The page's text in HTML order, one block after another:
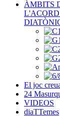
ÀMBITS
El joc
24
VIDEOS
diaTTemes